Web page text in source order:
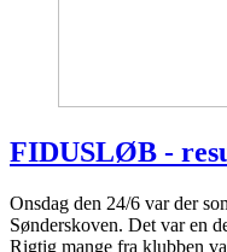
FIDUSLØB -
Onsdag den 24/6 var der
Sønderskoven. Det var en
Rigtig mange fra klubben